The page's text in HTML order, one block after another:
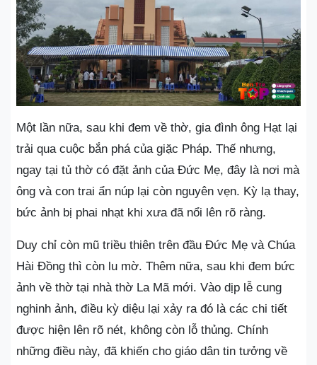
Một lần nữa, sau khi đem về thờ, gia đình ông Hạt lại
trải qua cuộc bắn phá của giặc Pháp. Thế nhưng,
ngay tại tủ thờ có đặt ảnh của Đức Mẹ, đây là nơi mà
ông và con trai ẩn núp lại còn nguyên vẹn. Kỳ lạ thay,
bức ảnh bị phai nhạt khi xưa đã nổi lên rõ ràng.
Duy chỉ còn mũ triều thiên trên đầu Đức Mẹ và Chúa
Hài Đồng thì còn lu mờ. Thêm nữa, sau khi đem bức
ảnh về thờ tại nhà thờ La Mã mới. Vào dịp lễ cung
nghinh ảnh, điều kỳ diệu lại xảy ra đó là các chi tiết
được hiện lên rõ nét, không còn lỗ thủng. Chính
những điều này, đã khiến cho giáo dân tin tưởng về